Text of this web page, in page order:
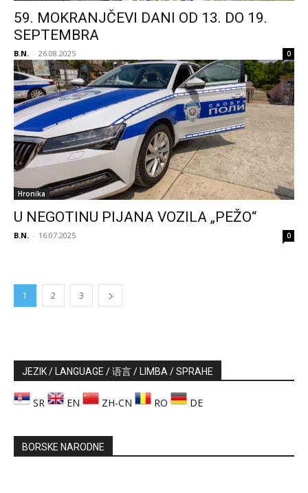
59. MOKRANJČEVI DANI OD 13. DO 19.
SEPTEMBRA
B.N. - 26.08.2025 0
Hronika
U NEGOTINU PIJANA VOZILA „PEŽO“
B.N. - 16.07.2025 0
1 2 3
JEZIK / LANGUAGE / 语言 / LIMBA / SPRAHE
SR EN ZH-CN RO DE
BORSKE NARODNE